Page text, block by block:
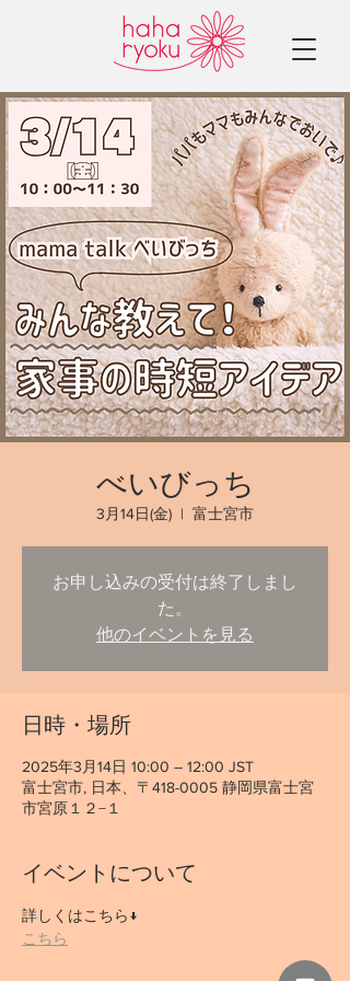
べいびっち
3月14日(金)
  |
富士宮市
お申し込みの受付は終了しまし
た。
他のイベントを見る
日時・場所
2025年3月14日 10:00 – 12:00 JST
富士宮市, 日本、〒418-0005 静岡県富士宮
市宮原１２−１
イベントについて
詳しくはこちら↓
こちら